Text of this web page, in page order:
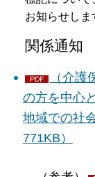
お知らせしま
関係通知
（介
の方を中心
地域での社
771KB）